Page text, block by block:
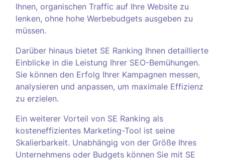
Ihnen, organischen Traffic auf Ihre Website zu
lenken, ohne hohe Werbebudgets ausgeben zu
müssen.
Darüber hinaus bietet SE Ranking Ihnen detaillierte
Einblicke in die Leistung Ihrer SEO-Bemühungen.
Sie können den Erfolg Ihrer Kampagnen messen,
analysieren und anpassen, um maximale Effizienz
zu erzielen.
Ein weiterer Vorteil von SE Ranking als
kosteneffizientes Marketing-Tool ist seine
Skalierbarkeit. Unabhängig von der Größe Ihres
Unternehmens oder Budgets können Sie mit SE